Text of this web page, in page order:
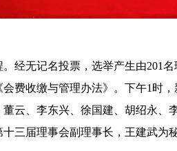
经无记名投票，选举产生由201
费收缴与管理办法》。下午1时
云、李东兴、徐国建、胡绍永
三届理事会副理事长，王建武为